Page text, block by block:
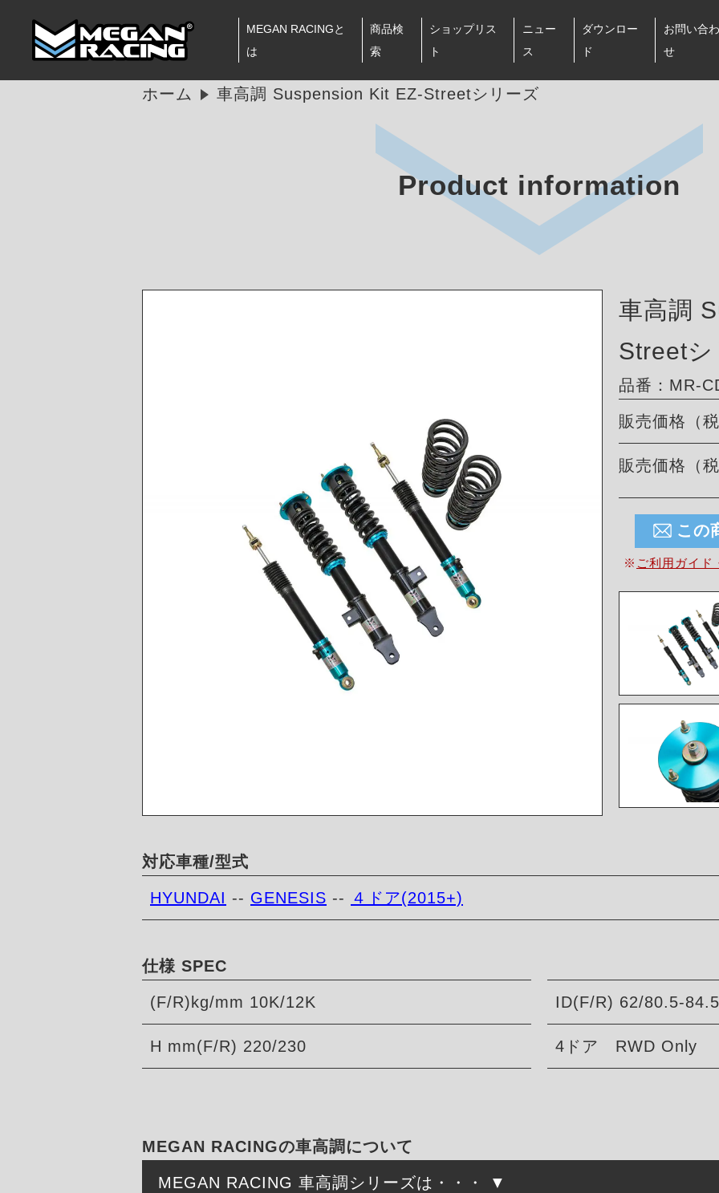
MEGAN RACINGと
は
商品検
索
ショップリス
ト
ニュー
ス
ダウンロー
ド
お問い合わ
せ
ホーム 車高調 Suspension Kit EZ-Streetシリーズ
Product information
車高調
Street
品番：MR-
販売価格（
販売価格（
この
※ ご利用ガイド
対応車種/型式
HYUNDAI -- GENESIS -- ４ドア(2015+)
仕様 SPEC
(F/R)kg/mm 10K/12K ID(F/R) 62/80.5-84.5
H mm(F/R) 220/230 4ドア RWD Only
MEGAN RACINGの車高調について
MEGAN RACING 車高調シリーズは・・・